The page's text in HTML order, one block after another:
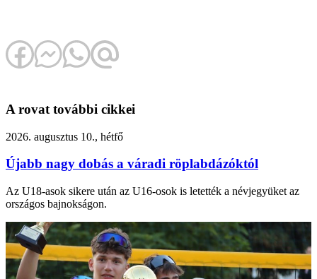
A rovat további cikkei
2026. augusztus 10., hétfő
Újabb nagy dobás a váradi röplabdázóktól
Az U18-asok sikere után az U16-osok is letették a névjegyüket az
országos bajnokságon.